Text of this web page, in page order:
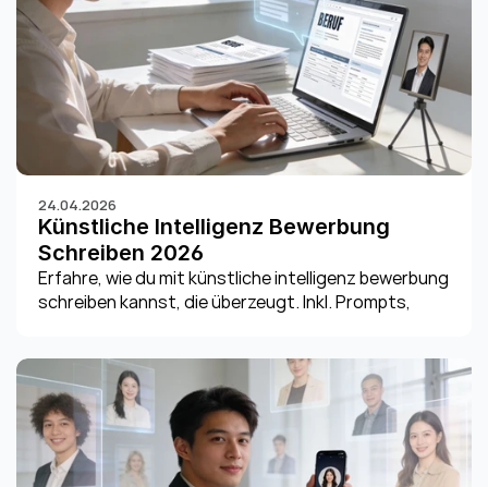
24.04.2026
Künstliche Intelligenz Bewerbung
Schreiben 2026
Erfahre, wie du mit künstliche intelligenz bewerbung
schreiben kannst, die überzeugt. Inkl. Prompts,